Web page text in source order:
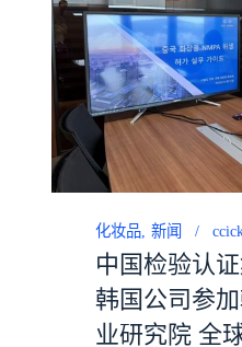
化妆品 新闻
中国检验认
韩国公司参
业研究院 全